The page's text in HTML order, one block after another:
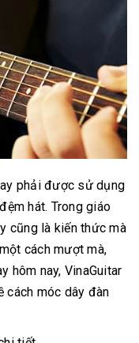
phải được sử dụng
hát. Trong giáo
cũng là kiến thức mà
cách mượt mà,
hôm nay, VinaGuitar
cách móc dây đàn